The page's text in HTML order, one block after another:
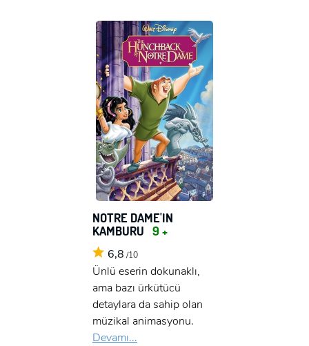
NOTRE DAME'IN
KAMBURU 9 +
6,8 /10
Ünlü eserin dokunaklı,
ama bazı ürkütücü
detaylara da sahip olan
müzikal animasyonu.
Devamı...